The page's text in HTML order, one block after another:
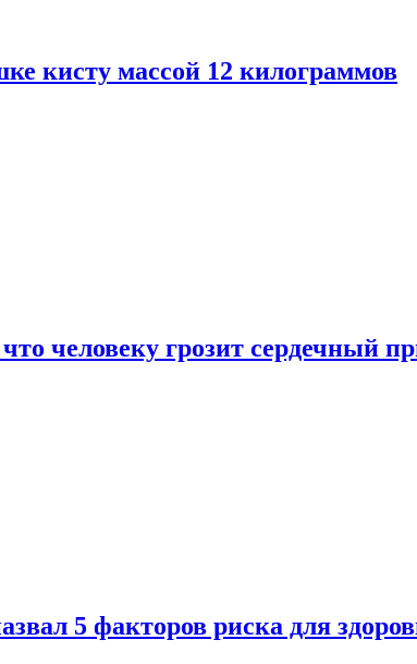
кисту массой 12 килограммов
человеку грозит сердечный
5 факторов риска для